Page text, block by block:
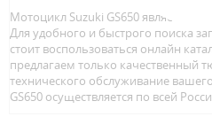
Мотоцикл Suzuki GS650 является
Для удобного и быстрого поиска
стоит воспользоваться онлайн
предлагаем только качественный
технического обслуживание
GS650 осуществляется по всей